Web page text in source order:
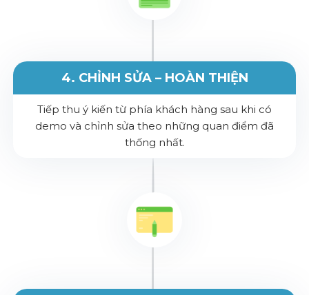
4. CHỈNH SỬA – HOÀN THIỆN
Tiếp thu ý kiến từ phía khách hàng sau khi có
demo và chỉnh sửa theo những quan điểm đã
thống nhất.